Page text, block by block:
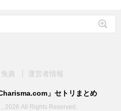
免責 運営者情報
」セトリまとめ
2026 All Rights Reserved.